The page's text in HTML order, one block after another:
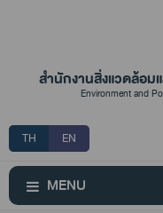
สำนักงานสิ่งแวดล้อ
Environment and
TH EN
MENU